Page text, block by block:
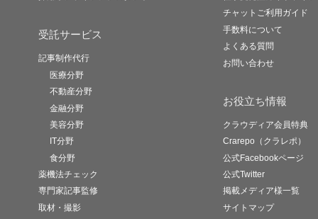
受託サービス
記事制作代行
医療分野
不動産分野
金融分野
美容分野
IT分野
食分野
薬機法チェック
専門家記事監修
取材・撮影
チャットご利用ガイド
手数料について
よくある質問
お問い合わせ
お役立ち情報
クラウディア会員特典
Crarepo（クラレポ）
公式Facebookページ
公式Twitter
掲載メディア様一覧
サイトマップ